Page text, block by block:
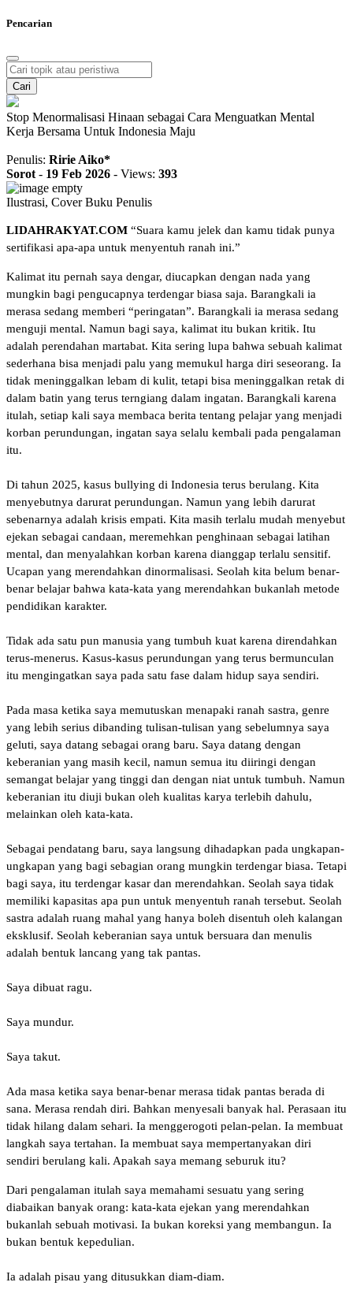
Pencarian
Cari
Stop Menormalisasi Hinaan sebagai Cara Menguatkan Mental
Kerja Bersama Untuk Indonesia Maju
Penulis: Ririe Aiko*
Sorot - 19 Feb 2026 - Views: 393
Ilustrasi, Cover Buku Penulis
LIDAHRAKYAT.COM “Suara kamu jelek dan kamu tidak punya
sertifikasi apa-apa untuk menyentuh ranah ini.”
Kalimat itu pernah saya dengar, diucapkan dengan nada yang
mungkin bagi pengucapnya terdengar biasa saja. Barangkali ia
merasa sedang memberi “peringatan”. Barangkali ia merasa sedang
menguji mental. Namun bagi saya, kalimat itu bukan kritik. Itu
adalah perendahan martabat. Kita sering lupa bahwa sebuah kalimat
sederhana bisa menjadi palu yang memukul harga diri seseorang. Ia
tidak meninggalkan lebam di kulit, tetapi bisa meninggalkan retak di
dalam batin yang terus terngiang dalam ingatan. Barangkali karena
itulah, setiap kali saya membaca berita tentang pelajar yang menjadi
korban perundungan, ingatan saya selalu kembali pada pengalaman
itu.
‎Di tahun 2025, kasus bullying di Indonesia terus berulang. Kita
menyebutnya darurat perundungan. Namun yang lebih darurat
sebenarnya adalah krisis empati. Kita masih terlalu mudah menyebut
ejekan sebagai candaan, meremehkan penghinaan sebagai latihan
mental, dan menyalahkan korban karena dianggap terlalu sensitif.
Ucapan yang merendahkan dinormalisasi. Seolah kita belum benar-
benar belajar bahwa kata-kata yang merendahkan bukanlah metode
pendidikan karakter.
‎Tidak ada satu pun manusia yang tumbuh kuat karena direndahkan
terus-menerus. Kasus-kasus perundungan yang terus bermunculan
itu mengingatkan saya pada satu fase dalam hidup saya sendiri.
‎Pada masa ketika saya memutuskan menapaki ranah sastra, genre
yang lebih serius dibanding tulisan-tulisan yang sebelumnya saya
geluti, saya datang sebagai orang baru. Saya datang dengan
keberanian yang masih kecil, namun semua itu diiringi dengan
semangat belajar yang tinggi dan dengan niat untuk tumbuh. Namun
keberanian itu diuji bukan oleh kualitas karya terlebih dahulu,
melainkan oleh kata-kata.
‎Sebagai pendatang baru, saya langsung dihadapkan pada ungkapan-
ungkapan yang bagi sebagian orang mungkin terdengar biasa. Tetapi
bagi saya, itu terdengar kasar dan merendahkan. Seolah saya tidak
memiliki kapasitas apa pun untuk menyentuh ranah tersebut. Seolah
sastra adalah ruang mahal yang hanya boleh disentuh oleh kalangan
eksklusif. Seolah keberanian saya untuk bersuara dan menulis
adalah bentuk lancang yang tak pantas.
‎Saya dibuat ragu.
‎Saya mundur.
‎Saya takut.
‎Ada masa ketika saya benar-benar merasa tidak pantas berada di
sana. Merasa rendah diri. Bahkan menyesali banyak hal. Perasaan itu
tidak hilang dalam sehari. Ia menggerogoti pelan-pelan. Ia membuat
langkah saya tertahan. Ia membuat saya mempertanyakan diri
sendiri berulang kali. Apakah saya memang seburuk itu?
‎Dari pengalaman itulah saya memahami sesuatu yang sering
diabaikan banyak orang: kata-kata ejekan yang merendahkan
bukanlah sebuah motivasi. Ia bukan koreksi yang membangun. Ia
bukan bentuk kepedulian.
‎Ia adalah pisau yang ditusukkan diam-diam.